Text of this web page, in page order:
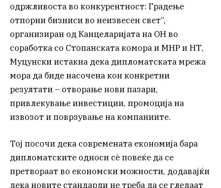
одржливоста во конкурентност: Градење
отпорни бизниси во неизвесен свет“,
организиран од Канцеларијата на ОН во
соработка со Стопанската комора и МНР и НТ,
Муцунски истакна дека дипломатската мрежа
мора да биде насочена кон конкретни
резултати – отворање нови пазари,
привлекување инвестиции, промоција на
извозот и поврзување на компаниите.
Тој посочи дека современата економија бара
дипломатските односи сè повеќе да се
претвораат во економски можности, додавајќи
дека новите стандарди не треба да се гледаат